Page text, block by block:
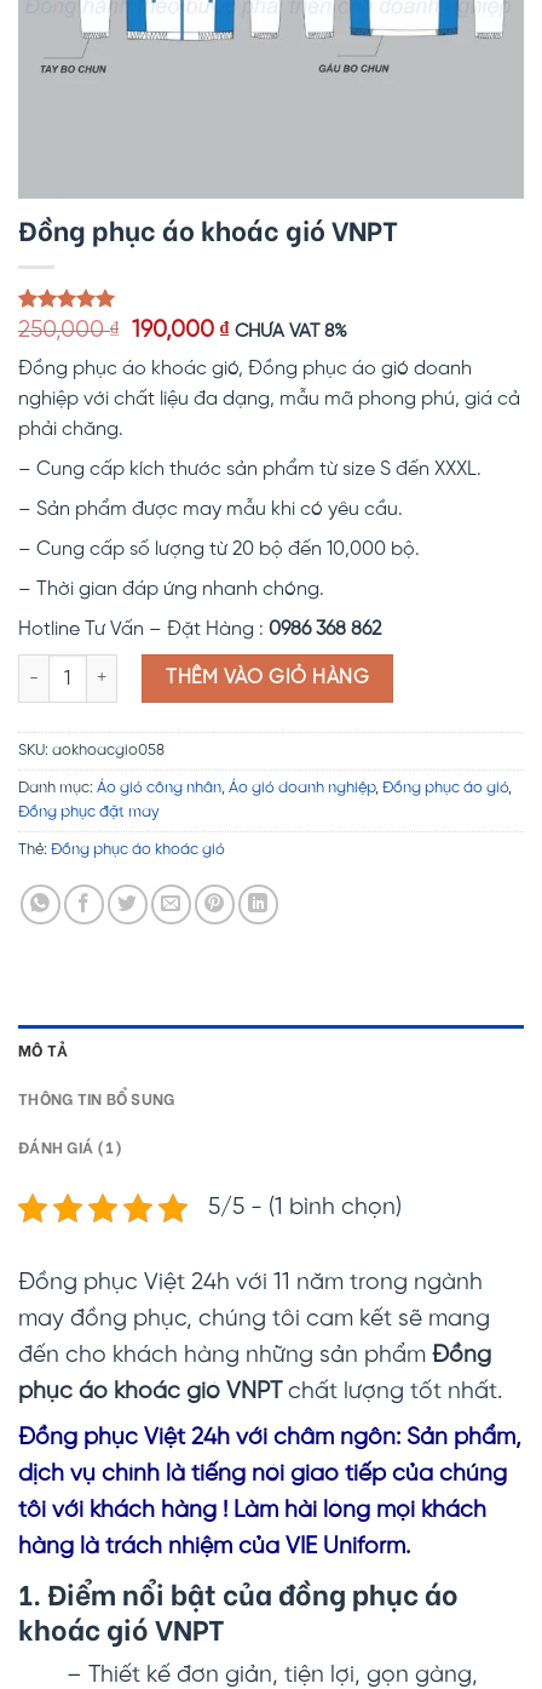
Đồng phục áo khoác gió VNPT
5.00trên 5
dựa trên
1
đánh giá
250,000₫
Giá
là:
250,000 ₫.
190,000 ₫Giá
hiện
tại
là:
CHƯA VAT 8%
Đồng phục áo khoác gió, Đồng phục áo gió doanh
nghiệp với chất liệu đa dạng, mẫu mã phong phú, giá cả
phải chăng.
– Cung cấp kích thước sản phẩm từ size S đến XXXL.
– Sản phẩm được may mẫu khi có yêu cầu.
– Cung cấp số lượng từ 20 bộ đến 10,000 bộ.
– Thời gian đáp ứng nhanh chóng.
Hotline Tư Vấn – Đặt Hàng : 0986 368 862
Đồng phục áo khoác gió VNPT số lượng
THÊM VÀO GIỎ HÀNG
SKU: aokhoacgio058
Danh mục: Áo gió công nhân, Áo gió doanh nghiệp, Đồng phục áo gió,
Đồng phục đặt may
Thẻ: Đồng phục áo khoác gió
MÔ TẢ
THÔNG TIN BỔ SUNG
ĐÁNH GIÁ (1)
5/5 - (1 bình chọn)
Đồng phục Việt 24h với 11 năm trong ngành
may đồng phục, chúng tôi cam kết sẽ mang
đến cho khách hàng những sản phẩm Đồng
phục áo khoác gió VNPT chất lượng tốt nhất.
Đồng phục Việt 24h với châm ngôn: Sản phẩm,
dịch vụ chính là tiếng nói giao tiếp của chúng
tôi với khách hàng ! Làm hài lòng mọi khách
hàng là trách nhiệm của VIE Uniform.
1. Điểm nổi bật của đồng phục áo
khoác gió VNPT
– Thiết kế đơn giản, tiện lợi, gọn gàng,